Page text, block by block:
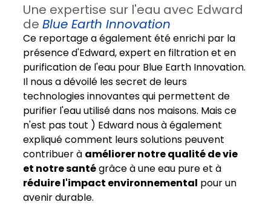
Une expertise sur l'eau avec Edward
de Blue Earth Innovation
Ce reportage a également été enrichi par la
présence d'Edward, expert en filtration et en
purification de l'eau pour Blue Earth Innovation.
Il nous a dévoilé les secret de leurs
technologies innovantes qui permettent de
purifier l'eau utilisé dans nos maisons. Mais ce
n'est pas tout ) Edward nous à également
expliqué comment leurs solutions peuvent
contribuer à améliorer notre qualité de vie
et notre santé grâce à une eau pure et à
réduire l'impact environnemental pour un
avenir durable.